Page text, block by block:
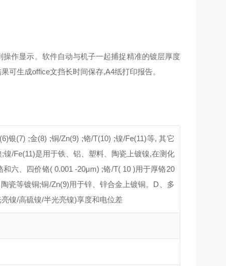
作显示。软件自动与机子一起捕捉精准的镀层厚度
可生成office文挡长时间保存,A4纸打印报告。
银(7) ;金(8) ;铜/Zn(9) ;铬/T(10) ;镍/Fe(11)等, 其它
/Fe(11)是用于铁、铝、塑料、陶瓷上镀镍,在测化
六、四价铬( 0.001 -20μm) ;铬/T( 10 )用于厚铬20
瓷等镀铜;铜/Zn(9)用于锌、锌合金上镀铜。D、多
镍/高硫镍/半光亮镍)享度和电位差